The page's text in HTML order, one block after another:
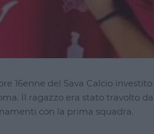
16enne del Sava Calcio investito
Il ragazzo era stato travolto
con la prima squadra.